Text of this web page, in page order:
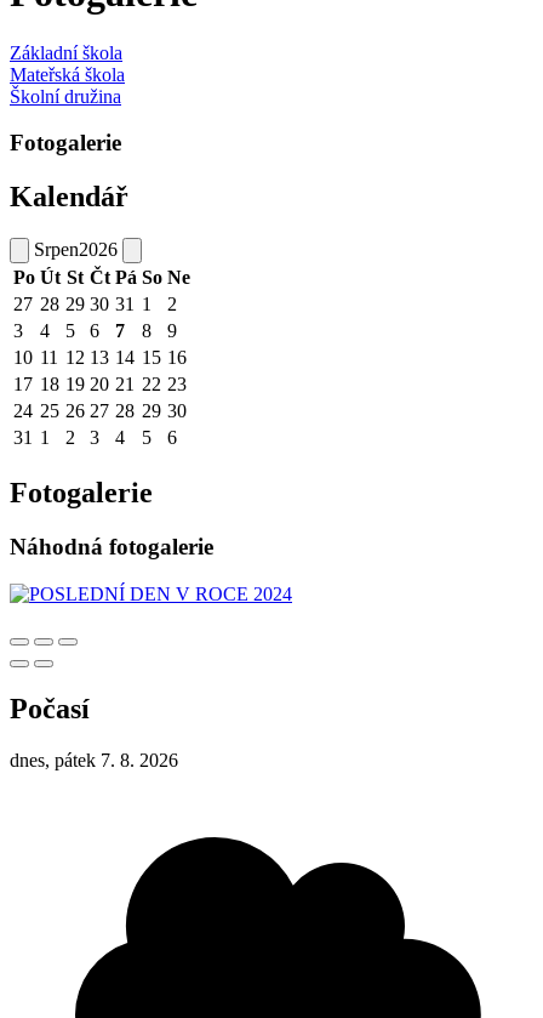
Základní škola
Mateřská škola
Školní družina
Fotogalerie
Kalendář
Srpen2026
Po Út St Čt Pá So Ne
27 28 29 30 31 1
2
3
4 5 6 7 8
9
10 11 12 13 14 15 16
17 18 19 20 21 22 23
24 25 26 27 28 29 30
31 1 2 3 4 5 6
Fotogalerie
Náhodná fotogalerie
Počasí
dnes, pátek 7. 8. 2026